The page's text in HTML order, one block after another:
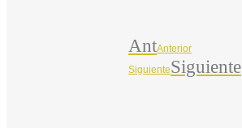
AntAnterior
SiguienteSiguiente